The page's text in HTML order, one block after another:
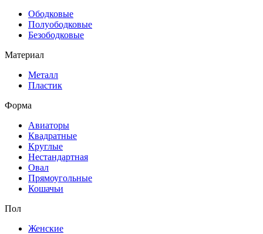
Ободковые
Полуободковые
Безободковые
Материал
Металл
Пластик
Форма
Авиаторы
Квадратные
Круглые
Нестандартная
Овал
Прямоугольные
Кошачьи
Пол
Женские